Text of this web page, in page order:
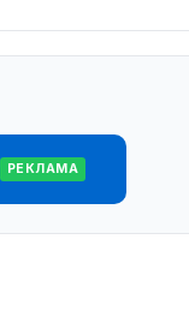
РЕКЛАМА